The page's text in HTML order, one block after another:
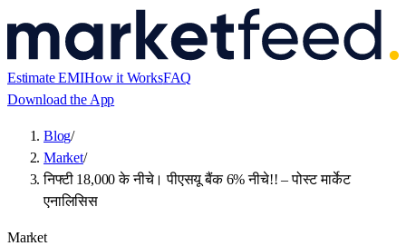
Estimate EMIHow it WorksFAQ
Download the App
Blog/
Market/
निफ्टी 18,000 के नीचे। पीएसयू बैंक 6% नीचे!! – पोस्ट मार्केट
एनालिसिस
Market